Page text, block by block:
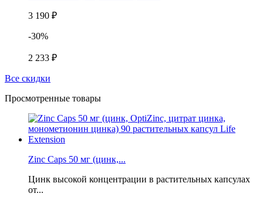
3 190 ₽
-30%
2 233 ₽
Все скидки
Просмотренные товары
Zinc Caps 50 мг (цинк,...
Цинк высокой концентрации в растительных капсулах
от...